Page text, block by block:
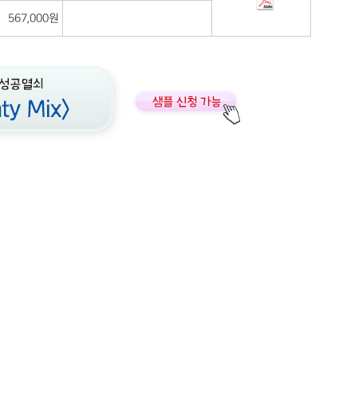
567,000원